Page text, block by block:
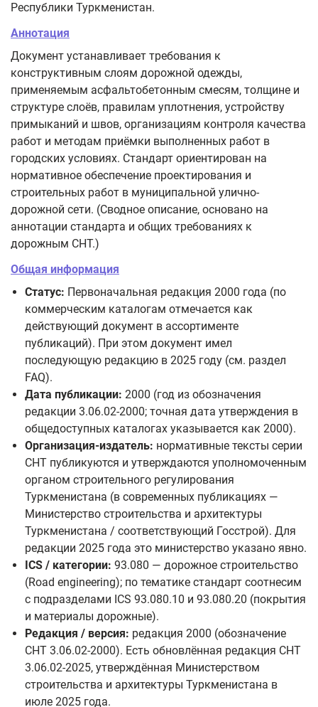
Республики Туркменистан.
Аннотация
Документ устанавливает требования к
конструктивным слоям дорожной одежды,
применяемым асфальтобетонным смесям, толщине и
структуре слоёв, правилам уплотнения, устройству
примыканий и швов, организациям контроля качества
работ и методам приёмки выполненных работ в
городских условиях. Стандарт ориентирован на
нормативное обеспечение проектирования и
строительных работ в муниципальной улично-
дорожной сети. (Сводное описание, основано на
аннотации стандарта и общих требованиях к
дорожным СНТ.)
Общая информация
Статус: Первоначальная редакция 2000 года (по
коммерческим каталогам отмечается как
действующий документ в ассортименте
публикаций). При этом документ имел
последующую редакцию в 2025 году (см. раздел
FAQ).
Дата публикации: 2000 (год из обозначения
редакции 3.06.02-2000; точная дата утверждения в
общедоступных каталогах указывается как 2000).
Организация-издатель: нормативные тексты серии
СНТ публикуются и утверждаются уполномоченным
органом строительного регулирования
Туркменистана (в современных публикациях —
Министерство строительства и архитектуры
Туркменистана / соответствующий Госстрой). Для
редакции 2025 года это министерство указано явно.
ICS / категории: 93.080 — дорожное строительство
(Road engineering); по тематике стандарт соотнесим
с подразделами ICS 93.080.10 и 93.080.20 (покрытия
и материалы дорожные).
Редакция / версия: редакция 2000 (обозначение
СНТ 3.06.02-2000). Есть обновлённая редакция СНТ
3.06.02-2025, утверждённая Министерством
строительства и архитектуры Туркменистана в
июле 2025 года.